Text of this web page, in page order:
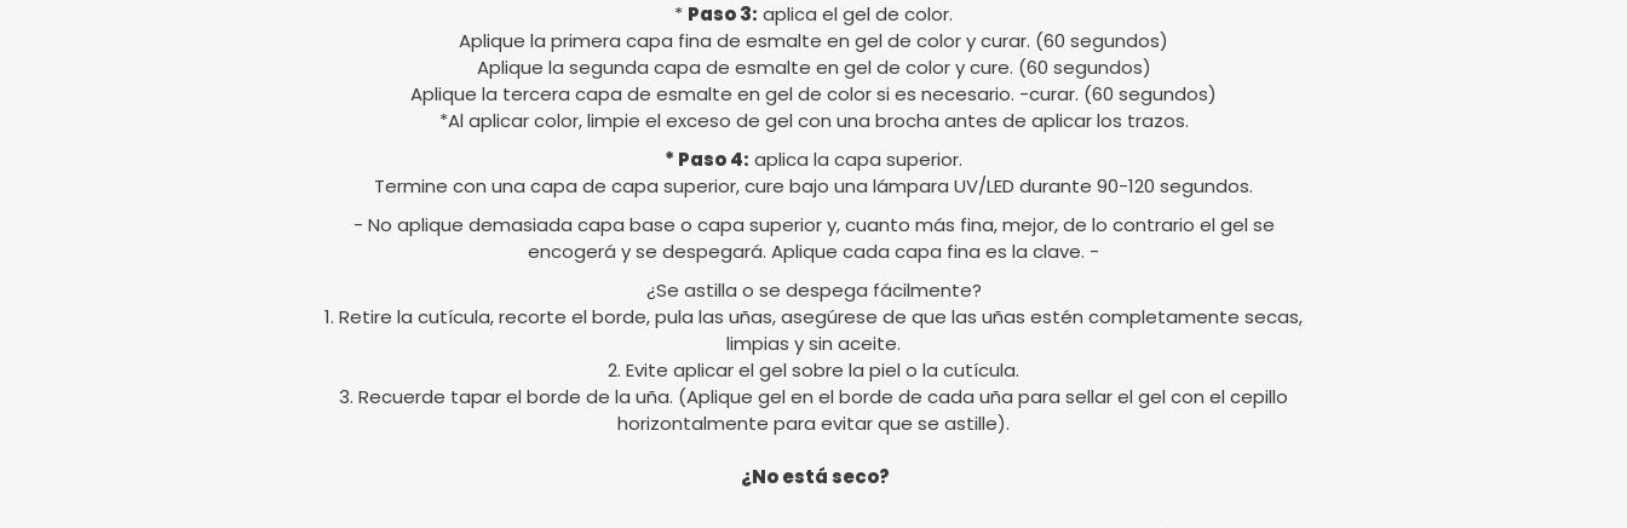
* Paso 3: aplica el gel de color.
Aplique la primera capa fina de esmalte en gel de color y curar. (60 segundos)
Aplique la segunda capa de esmalte en gel de color y cure. (60 segundos)
Aplique la tercera capa de esmalte en gel de color si es necesario. -curar. (60 segundos)
*Al aplicar color, limpie el exceso de gel con una brocha antes de aplicar los trazos.
* Paso 4: aplica la capa superior.
Termine con una capa de capa superior, cure bajo una lámpara UV/LED durante 90-120 segundos.
- No aplique demasiada capa base o capa superior y, cuanto más fina, mejor, de lo contrario el gel se
encogerá y se despegará. Aplique cada capa fina es la clave. -
¿Se astilla o se despega fácilmente?
1. Retire la cutícula, recorte el borde, pula las uñas, asegúrese de que las uñas estén completamente secas,
limpias y sin aceite.
2. Evite aplicar el gel sobre la piel o la cutícula.
3. Recuerde tapar el borde de la uña. (Aplique gel en el borde de cada uña para sellar el gel con el cepillo
horizontalmente para evitar que se astille).
¿No está seco?